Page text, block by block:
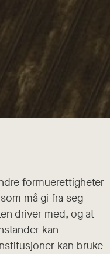
formuerettigheter
må gi fra seg
driver med, og at
kan
kan bruke